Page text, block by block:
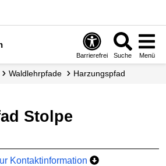
Barrierefrei Suche Menü
Waldlehrpfade Harzungspfad
Stolpe
Kontaktinformation